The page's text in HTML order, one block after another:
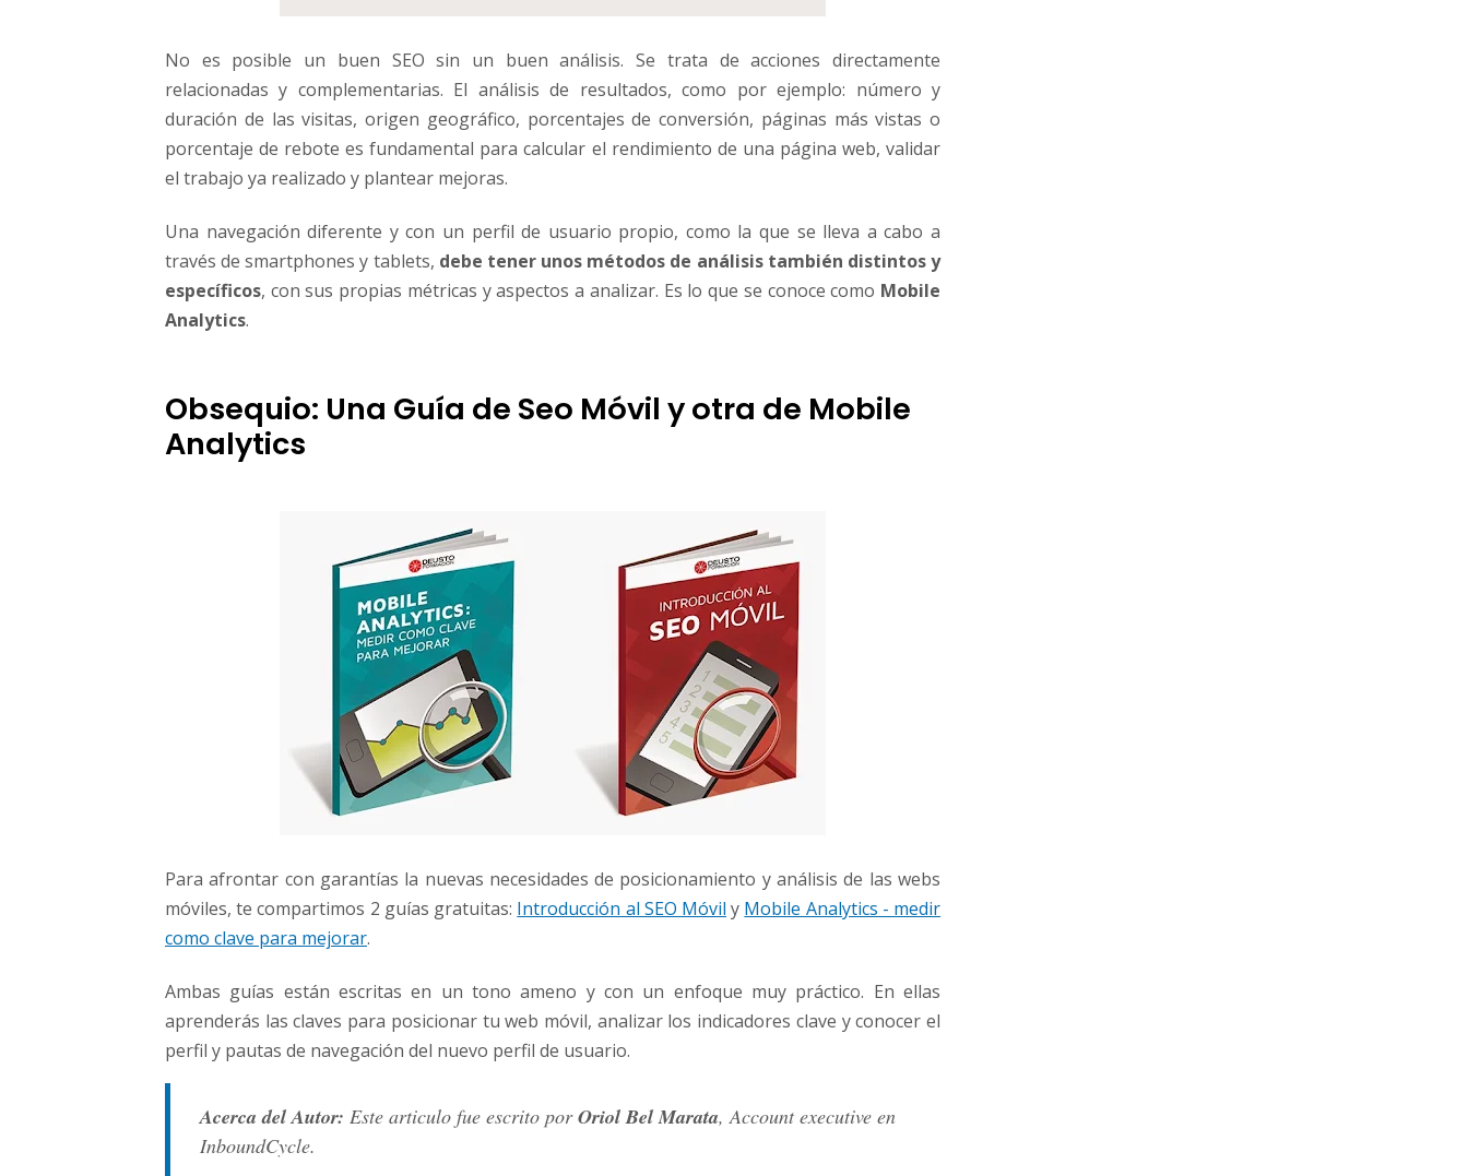
No es posible un buen SEO sin un buen análisis. Se trata de acciones directamente
relacionadas y complementarias. El análisis de resultados, como por ejemplo: número y
duración de las visitas, origen geográfico, porcentajes de conversión, páginas más vistas o
porcentaje de rebote es fundamental para calcular el rendimiento de una página web, validar
el trabajo ya realizado y plantear mejoras.
Una navegación diferente y con un perfil de usuario propio, como la que se lleva a cabo a
través de smartphones y tablets, debe tener unos métodos de análisis también distintos y
específicos, con sus propias métricas y aspectos a analizar. Es lo que se conoce como Mobile
Analytics.
Obsequio: Una Guía de Seo Móvil y otra de Mobile
Analytics
Para afrontar con garantías la nuevas necesidades de posicionamiento y análisis de las webs
móviles, te compartimos 2 guías gratuitas: Introducción al SEO Móvil y Mobile Analytics - medir
como clave para mejorar.
Ambas guías están escritas en un tono ameno y con un enfoque muy práctico. En ellas
aprenderás las claves para posicionar tu web móvil, analizar los indicadores clave y conocer el
perfil y pautas de navegación del nuevo perfil de usuario.
Acerca del Autor: Este articulo fue escrito porOriol Bel Marata, Account executive en
InboundCycle.